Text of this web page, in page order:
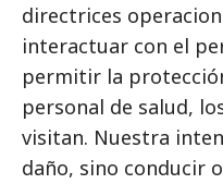
directrices
interactuar con el
permitir la
personal de salud,
visitan. Nuestra
daño, sino conducir